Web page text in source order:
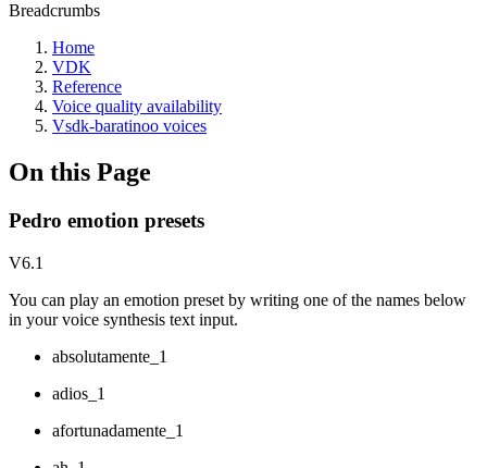
Breadcrumbs
Home
VDK
Reference
Voice quality availability
Vsdk-baratinoo voices
On this Page
Pedro emotion presets
V6.1
You can play an emotion preset by writing one of the names below
in your voice synthesis text input.
absolutamente_1
adios_1
afortunadamente_1